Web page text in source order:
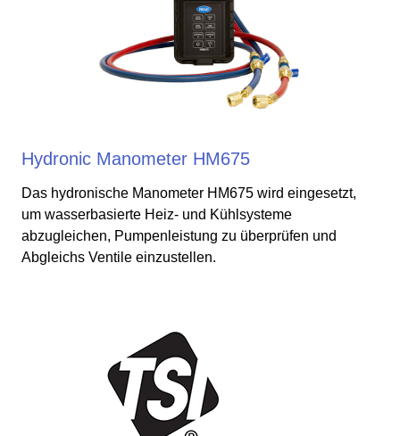
Hydronic Manometer HM675
Das hydronische Manometer HM675 wird eingesetzt,
um wasserbasierte Heiz- und Kühlsysteme
abzugleichen, Pumpenleistung zu überprüfen und
Abgleichs Ventile einzustellen.